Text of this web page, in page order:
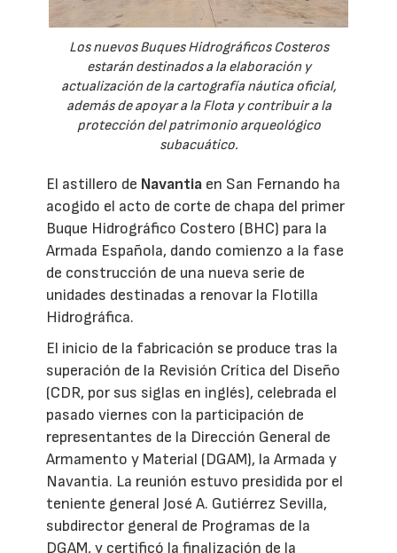
Los nuevos Buques Hidrográficos Costeros
estarán destinados a la elaboración y
actualización de la cartografía náutica oficial,
además de apoyar a la Flota y contribuir a la
protección del patrimonio arqueológico
subacuático.
El astillero de Navantia en San Fernando ha
acogido el acto de corte de chapa del primer
Buque Hidrográfico Costero (BHC) para la
Armada Española, dando comienzo a la fase
de construcción de una nueva serie de
unidades destinadas a renovar la Flotilla
Hidrográfica.
El inicio de la fabricación se produce tras la
superación de la Revisión Crítica del Diseño
(CDR, por sus siglas en inglés), celebrada el
pasado viernes con la participación de
representantes de la Dirección General de
Armamento y Material (DGAM), la Armada y
Navantia. La reunión estuvo presidida por el
teniente general José A. Gutiérrez Sevilla,
subdirector general de Programas de la
DGAM, y certificó la finalización de la